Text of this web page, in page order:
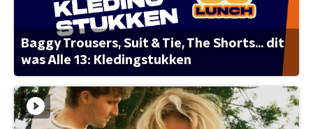
Baggy Trousers, Suit & Tie, The Shorts... dit
was Alle 13: Kledingstukken